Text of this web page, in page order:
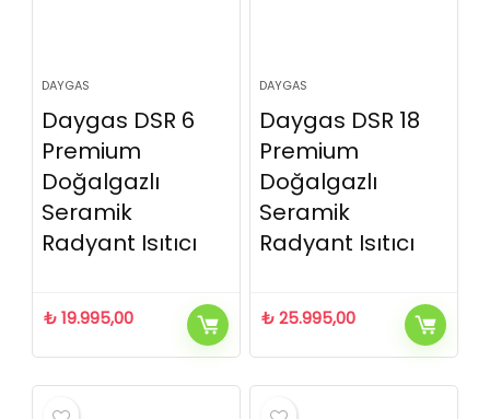
DAYGAS
Daygas DSR 6
Premium
Doğalgazlı
Seramik
Radyant Isıtıcı
₺19.995,00
DAYGAS
Daygas DSR 18
Premium
Doğalgazlı
Seramik
Radyant Isıtıcı
₺25.995,00